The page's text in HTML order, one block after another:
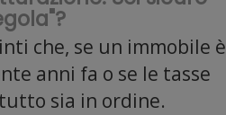
che, se un immobile è
anni fa o se le tasse
sia in ordine.